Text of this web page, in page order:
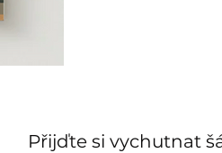
Přijďte si vychutnat